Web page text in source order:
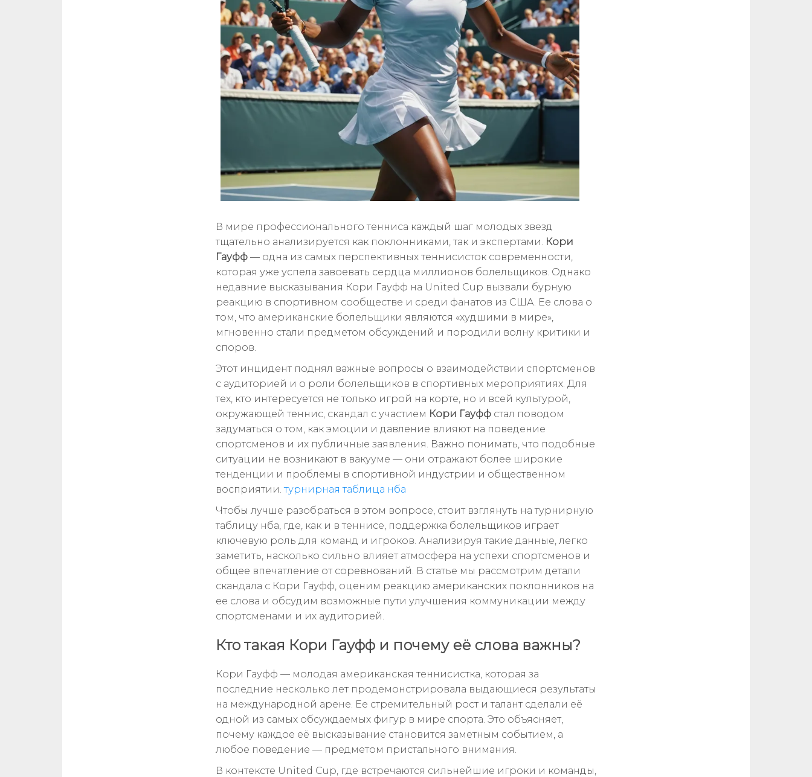
В мире профессионального тенниса каждый шаг молодых звезд
тщательно анализируется как поклонниками, так и экспертами. Кори
Гауфф — одна из самых перспективных теннисисток современности,
которая уже успела завоевать сердца миллионов болельщиков. Однако
недавние высказывания Кори Гауфф на United Cup вызвали бурную
реакцию в спортивном сообществе и среди фанатов из США. Ее слова о
том, что американские болельщики являются «худшими в мире»,
мгновенно стали предметом обсуждений и породили волну критики и
споров.
Этот инцидент поднял важные вопросы о взаимодействии спортсменов
с аудиторией и о роли болельщиков в спортивных мероприятиях. Для
тех, кто интересуется не только игрой на корте, но и всей культурой,
окружающей теннис, скандал с участием Кори Гауфф стал поводом
задуматься о том, как эмоции и давление влияют на поведение
спортсменов и их публичные заявления. Важно понимать, что подобные
ситуации не возникают в вакууме — они отражают более широкие
тенденции и проблемы в спортивной индустрии и общественном
восприятии.турнирная таблица нба
Чтобы лучше разобраться в этом вопросе, стоит взглянуть на турнирную
таблицу нба, где, как и в теннисе, поддержка болельщиков играет
ключевую роль для команд и игроков. Анализируя такие данные, легко
заметить, насколько сильно влияет атмосфера на успехи спортсменов и
общее впечатление от соревнований. В статье мы рассмотрим детали
скандала с Кори Гауфф, оценим реакцию американских поклонников на
ее слова и обсудим возможные пути улучшения коммуникации между
спортсменами и их аудиторией.
Кто такая Кори Гауфф и почему её слова важны?
Кори Гауфф — молодая американская теннисистка, которая за
последние несколько лет продемонстрировала выдающиеся результаты
на международной арене. Ее стремительный рост и талант сделали её
одной из самых обсуждаемых фигур в мире спорта. Это объясняет,
почему каждое её высказывание становится заметным событием, а
любое поведение — предметом пристального внимания.
В контексте United Cup, где встречаются сильнейшие игроки и команды,